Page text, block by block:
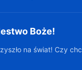
Boże!
na świat! Czy